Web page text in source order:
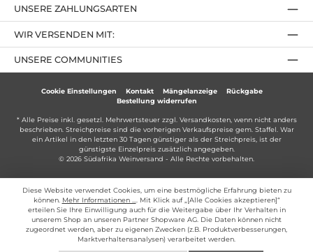
UNSERE ZAHLUNGSARTEN
UNSERE COMMUNITIES
WIR VERSENDEN MIT:
Cookie Einstellungen Kontakt Mängelanzeige
Rückgabe
Bestellung widerrufen
* Alle Preise inkl. gesetzl. Mehrwertsteuer zzgl. Versandkosten, wenn nicht anders
beschrieben. Streichpreise sind die vorherigen Verkaufspreise gem. Staffel. War
ein Artikel in den letzten 30 Tagen günstiger als der Streichpreis, ist der
günstigste Einzelpreis zusätzlich angegeben.
© 2026 Südafrika Weinversand - Alle Rechte vorbehalten.
Diese Website verwendet Cookies, um eine bestmögliche Erfahrung bieten zu
können. Mehr Informationen ...
. Mit Klick auf „[Alle Cookies akzeptieren]“
erteilen Sie Ihre Einwilligung auch für die Weitergabe über Ihr Verhalten in
unserem Shop an unseren Partner Shopware AG. Die Daten können nicht
zugeordnet werden, aber zu eigenen Zwecken (z.B. Produktverbesserungen,
Marktverhaltensanalysen) verarbeitet werden.